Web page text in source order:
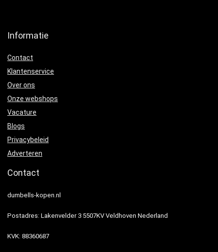
Informatie
Contact
Klantenservice
Over ons
Onze webshops
Vacature
Blogs
Privacybeleid
Adverteren
Contact
dumbells-kopen.nl
Postadres: Lakenvelder 3 5507KV Veldhoven Nederland
KVK: 88360687